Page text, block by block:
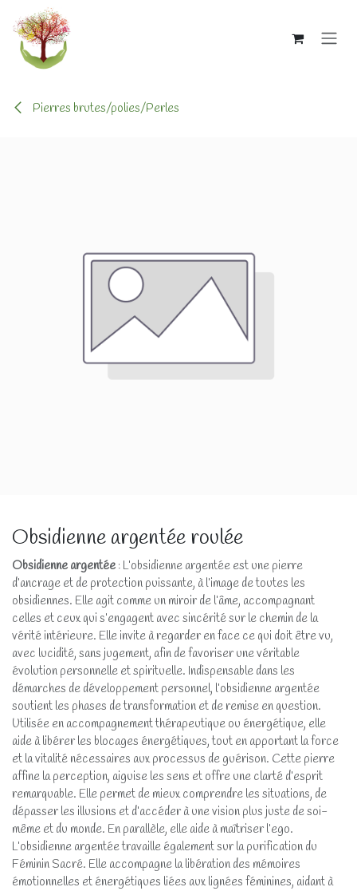
Se rendre au contenu
Pierres brutes/polies/Perles
Obsidienne argentée roulée
Obsidienne argentée : L’obsidienne argentée est une pierre
d’ancrage et de protection puissante, à l’image de toutes les
obsidiennes. Elle agit comme un miroir de l’âme, accompagnant
celles et ceux qui s’engagent avec sincérité sur le chemin de la
vérité intérieure. Elle invite à regarder en face ce qui doit être vu,
avec lucidité, sans jugement, afin de favoriser une véritable
évolution personnelle et spirituelle. Indispensable dans les
démarches de développement personnel, l’obsidienne argentée
soutient les phases de transformation et de remise en question.
Utilisée en accompagnement thérapeutique ou énergétique, elle
aide à libérer les blocages énergétiques, tout en apportant la force
et la vitalité nécessaires aux processus de guérison. Cette pierre
affine la perception, aiguise les sens et offre une clarté d’esprit
remarquable. Elle permet de mieux comprendre les situations, de
dépasser les illusions et d’accéder à une vision plus juste de soi-
même et du monde. En parallèle, elle aide à maîtriser l’ego.
L’obsidienne argentée travaille également sur la purification du
Féminin Sacré. Elle accompagne la libération des mémoires
émotionnelles et énergétiques liées aux lignées féminines, aidant à